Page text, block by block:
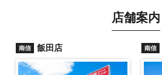
店舗案内
南信 飯田店 南信